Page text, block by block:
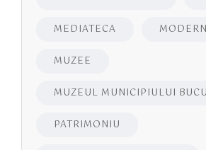
MEDIATECA
MUZEE
MUZEUL MUNICIPIULUI
PATRIMONIU